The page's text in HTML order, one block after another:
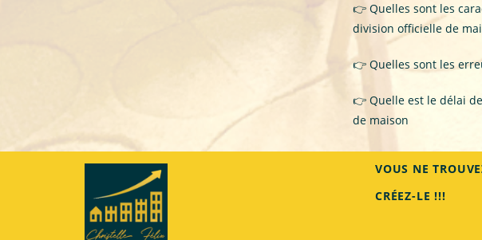
👉 Quelles sont les
division officielle de
👉 Quelles sont les
👉 Quelle est le délai
de maison
VOUS NE
CRÉEZ-LE !!!